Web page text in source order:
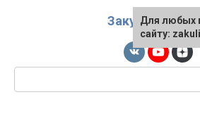
Закулисы
Поиск:
Для любых
сайту: